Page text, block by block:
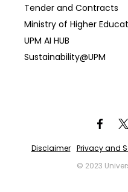
Tender and Contracts
Ministry of Higher
UPM AI HUB
Sustainability@UPM
Disclaimer Privacy and
© 2023